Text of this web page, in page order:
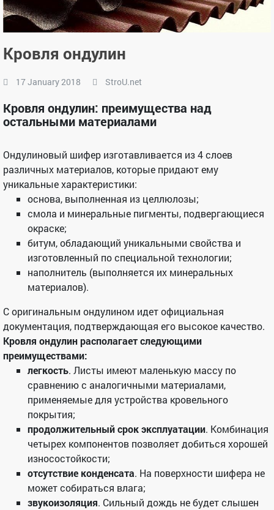
Кровля ондулин
17 January 2018 StroU.net
Кровля ондулин: преимущества над
остальными материалами
Ондулиновый шифер изготавливается из 4 слоев
различных материалов, которые придают ему
уникальные характеристики:
основа, выполненная из целлюлозы;
смола и минеральные пигменты, подвергающиеся
окраске;
битум, обладающий уникальными свойства и
изготовленный по специальной технологии;
наполнитель (выполняется их минеральных
материалов).
С оригинальным ондулином идет официальная
документация, подтверждающая его высокое качество.
Кровля ондулин располагает следующими
преимуществами:
легкость. Листы имеют маленькую массу по
сравнению с аналогичными материалами,
применяемые для устройства кровельного
покрытия;
продолжительный срок эксплуатации. Комбинация
четырех компонентов позволяет добиться хорошей
износостойкости;
отсутствие конденсата. На поверхности шифера не
может собираться влага;
звукоизоляция. Сильный дождь не будет слышен